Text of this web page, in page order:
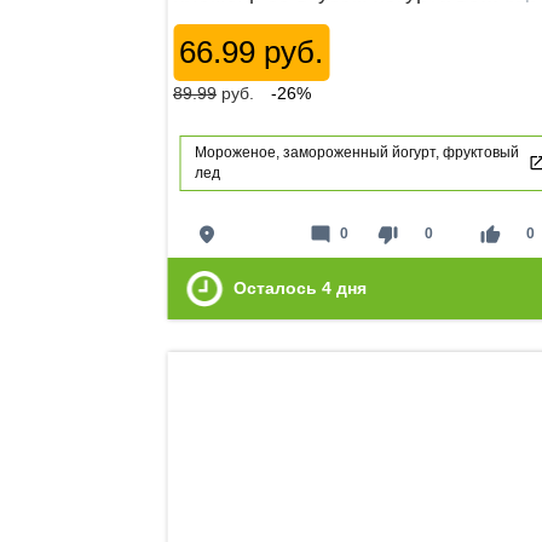
66.99 руб.
89.99 руб. -26%
Мороженое, замороженный йогурт, фруктовый
лед
place thumb_down 0 thumb_up 0
mode_comment 0
Осталось 4 дня